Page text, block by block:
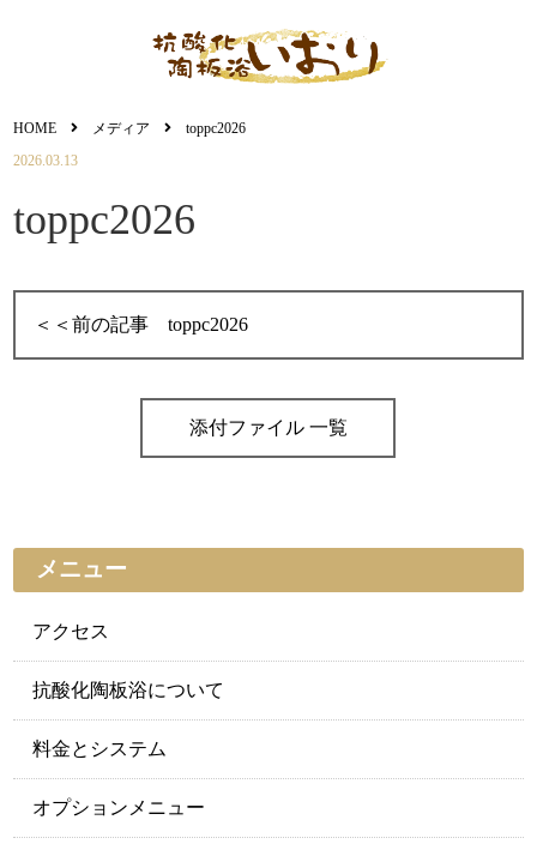
HOME メディア
toppc2026
2026.03.13
toppc2026
toppc2026
添付ファイル 一覧
メニュー
アクセス
抗酸化陶板浴について
料金とシステム
オプションメニュー